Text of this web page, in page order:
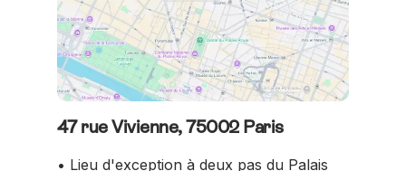
47 rue Vivienne, 75002 Paris
• Lieu d'exception à deux pas du Palais